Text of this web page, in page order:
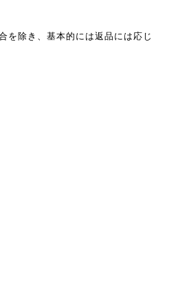
を除き、基本的には返品には応じ